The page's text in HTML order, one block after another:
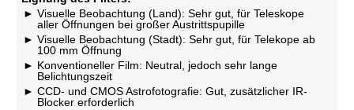
Visuelle Beobachtung (Land): Sehr gut, für Teleskope
aller Öffnungen bei großer Austrittspupille
Visuelle Beobachtung (Stadt): Sehr gut, für Telekope ab
100 mm Öffnung
Konventioneller Film: Neutral, jedoch sehr lange
Belichtungszeit
CCD- und CMOS Astrofotografie: Gut, zusätzlicher IR-
Blocker erforderlich